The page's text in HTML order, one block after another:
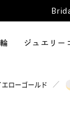
ジュエリー
エローゴールド ／